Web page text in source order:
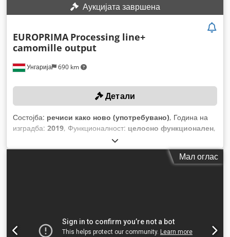
Аукцијата завршена
Унгарија 690 km
EUROPRIMA Processing line+
camomille output
Детали
Состојба: речиси како ново (употребувано), Година на
изградба: 2019, Функционалност: целосно функционален,
ПЛЦ-контролирано
Мал оглас